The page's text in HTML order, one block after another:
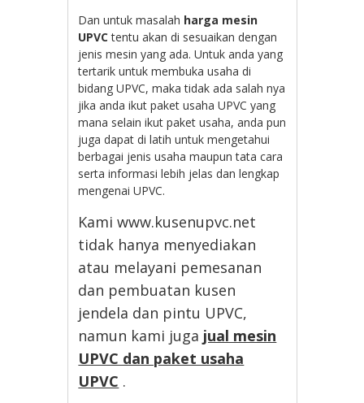
Dan untuk masalah harga mesin
UPVCtentu akan di sesuaikan dengan
jenis mesin yang ada. Untuk anda yang
tertarik untuk membuka usaha di
bidang UPVC, maka tidak ada salah nya
jika anda ikut paket usaha UPVC yang
mana selain ikut paket usaha, anda pun
juga dapat di latih untuk mengetahui
berbagai jenis usaha maupun tata cara
serta informasi lebih jelas dan lengkap
mengenai UPVC.
Kami www.kusenupvc.net
tidak hanya menyediakan
atau melayani pemesanan
dan pembuatan kusen
jendela dan pintu UPVC,
namun kami juga jual mesin
UPVC dan paket usaha
UPVC .